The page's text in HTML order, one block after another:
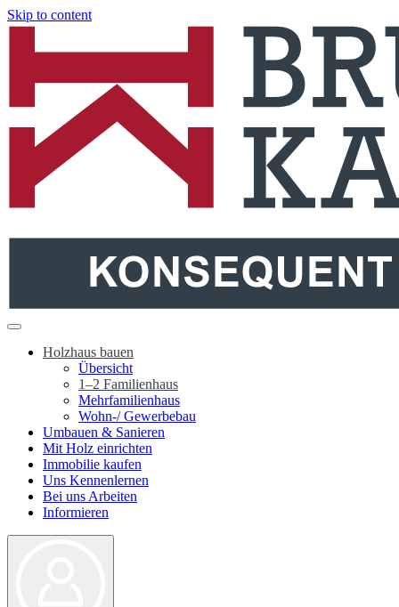
Skip to content
Holzhaus bauen
Übersicht
1–2 Familienhaus
Mehrfamilienhaus
Wohn-/ Gewerbebau
Umbauen & Sanieren
Mit Holz einrichten
Immobilie kaufen
Uns Kennenlernen
Bei uns Arbeiten
Informieren